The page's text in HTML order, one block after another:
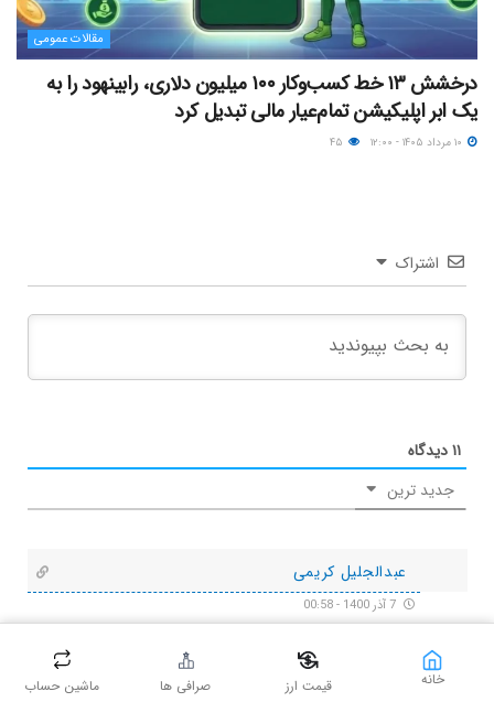
مقالات عمومی
درخشش ۱۳ خط کسب‌وکار ۱۰۰ میلیون دلاری، رابینهود را به
یک ابر اپلیکیشن تمام‌عیار مالی تبدیل کرد
اشتراک
۱۱دیدگاه
جدید ترین
عبدالجلیل کریمی
سلام
ببخشید تو سایت بازی ثبت نام کردم ولی اونجایی که باید تیم ها رو
بیاره تا انتخاب کنم تیم ها اپلود نمیشه.مشکلش چیه؟
خانه قیمت ارز صرافی ها ماشین حساب